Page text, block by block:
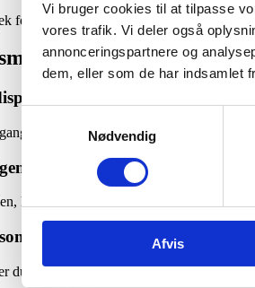
Vi bruger cookies til at tilpasse
vores trafik. Vi deler også
annonceringspartnere og
dem, eller som de har indsamlet
Nødvendig
Afvis
forsikringsdækning og vær bevidst om de
om Hvad er
og overtagelsesdag?
til at bruge boligen før det juridiske
når jeg har fået
kan du flytte ind fra dispositionsdagen,
køber fra dispositionsdagen?
du typisk ansvaret for forbrug,